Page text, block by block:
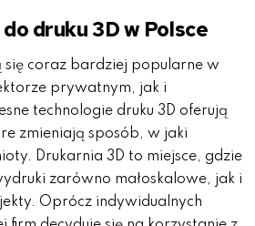
druku 3D w Polsce
się coraz bardziej popularne w
prywatnym, jak i
technologie druku 3D oferują
zmieniają sposób, w jaki
Drukarnia 3D to miejsce, gdzie
zarówno małoskalowe, jak i
Oprócz indywidualnych